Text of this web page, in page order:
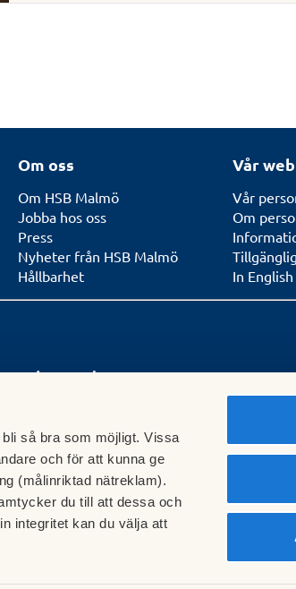
så bra som möjligt. Vissa
och för att kunna ge
(målinriktad nätreklam).
du till att dessa och
integritet kan du välja att
Om oss
Om HSB Malmö
Jobba hos oss
Press
Nyheter från HSB Malmö
Hållbarhet
Vår
Vår
Om
In English
Fakturaadress
FE 408
838 73 Frösön
Märke: xx-xxxx-xxx
(Faktura måste märkas med
korrekt nummer -kontakta oss för
att få detta).